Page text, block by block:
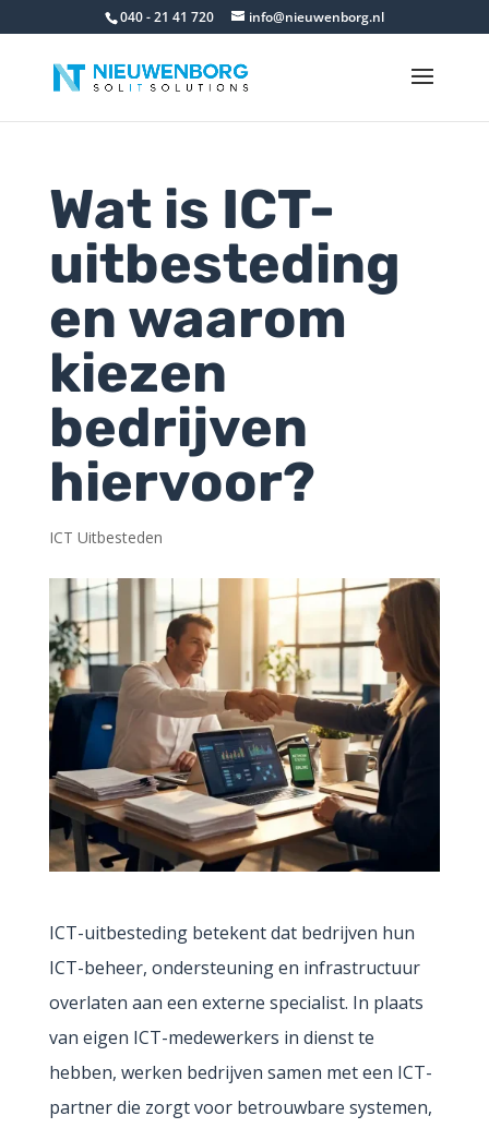
040 - 21 41 720 info@nieuwenborg.nl
Wat is ICT-
uitbesteding
en waarom
kiezen
bedrijven
hiervoor?
ICT Uitbesteden
ICT-uitbesteding betekent dat bedrijven hun
ICT-beheer, ondersteuning en infrastructuur
overlaten aan een externe specialist. In plaats
van eigen ICT-medewerkers in dienst te
hebben, werken bedrijven samen met een ICT-
partner die zorgt voor betrouwbare systemen,